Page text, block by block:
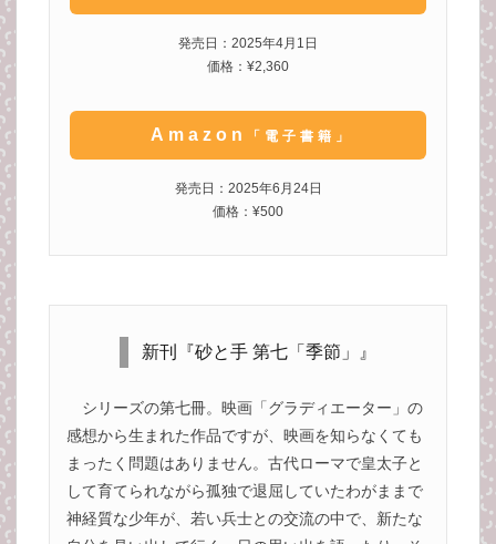
発売日：2025年4月1日
価格：¥2,360
Amazon 「電子書籍」
発売日：2025年6月24日
価格：¥500
新刊『砂と手 第七「季節」』
シリーズの第七冊。映画「グラディエーター」の
感想から生まれた作品ですが、映画を知らなくても
まったく問題はありません。古代ローマで皇太子と
して育てられながら孤独で退屈していたわがままで
神経質な少年が、若い兵士との交流の中で、新たな